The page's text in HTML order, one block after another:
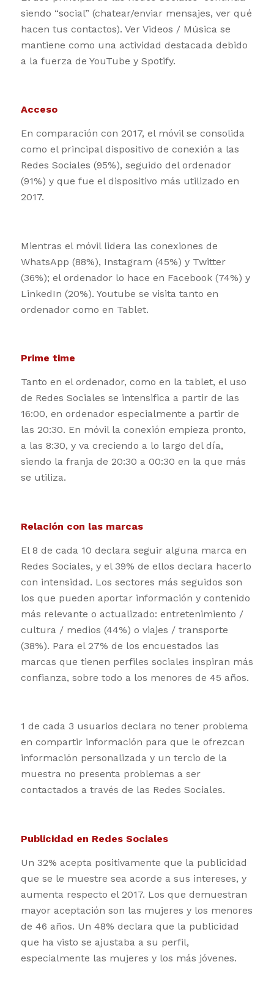
siendo “social” (chatear/enviar mensajes, ver qué
hacen tus contactos). Ver Videos / Música se
mantiene como una actividad destacada debido
a la fuerza de YouTube y Spotify.
Acceso
En comparación con 2017, el móvil se consolida
como el principal dispositivo de conexión a las
Redes Sociales (95%), seguido del ordenador
(91%) y que fue el dispositivo más utilizado en
2017.
Mientras el móvil lidera las conexiones de
WhatsApp (88%), Instagram (45%) y Twitter
(36%); el ordenador lo hace en Facebook (74%) y
LinkedIn (20%). Youtube se visita tanto en
ordenador como en Tablet.
Prime time
Tanto en el ordenador, como en la tablet, el uso
de Redes Sociales se intensifica a partir de las
16:00, en ordenador especialmente a partir de
las 20:30. En móvil la conexión empieza pronto,
a las 8:30, y va creciendo a lo largo del día,
siendo la franja de 20:30 a 00:30 en la que más
se utiliza.
Relación con las marcas
El 8 de cada 10 declara seguir alguna marca en
Redes Sociales, y el 39% de ellos declara hacerlo
con intensidad. Los sectores más seguidos son
los que pueden aportar información y contenido
más relevante o actualizado: entretenimiento /
cultura / medios (44%) o viajes / transporte
(38%). Para el 27% de los encuestados las
marcas que tienen perfiles sociales inspiran más
confianza, sobre todo a los menores de 45 años.
1 de cada 3 usuarios declara no tener problema
en compartir información para que le ofrezcan
información personalizada y un tercio de la
muestra no presenta problemas a ser
contactados a través de las Redes Sociales.
Publicidad en Redes Sociales
Un 32% acepta positivamente que la publicidad
que se le muestre sea acorde a sus intereses, y
aumenta respecto el 2017. Los que demuestran
mayor aceptación son las mujeres y los menores
de 46 años. Un 48% declara que la publicidad
que ha visto se ajustaba a su perfil,
especialmente las mujeres y los más jóvenes.